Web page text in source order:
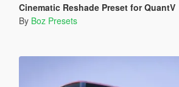
Cinematic Reshade Preset for QuantV
By Boz Presets